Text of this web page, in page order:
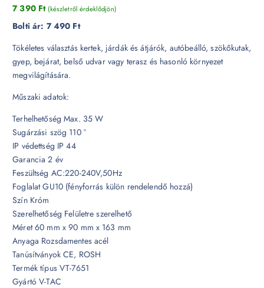
7 390 Ft (készletről érdeklődjön)
Bolti ár: 7 490 Ft
Tökéletes választás kertek, járdák és átjárók, autóbeálló, szökőkutak,
gyep, bejárat, belső udvar vagy terasz és hasonló környezet
megvilágítására.
Műszaki adatok:
Terhelhetőség Max. 35 W
Sugárzási szög 110 °
IP védettség IP 44
Garancia 2 év
Feszültség AC:220-240V,50Hz
Foglalat GU10 (fényforrás külön rendelendő hozzá)
Szín Króm
Szerelhetőség Felületre szerelhető
Méret 60 mm x 90 mm x 163 mm
Anyaga Rozsdamentes acél
Tanúsítványok CE, ROSH
Termék típus VT-7651
Gyártó V-TAC